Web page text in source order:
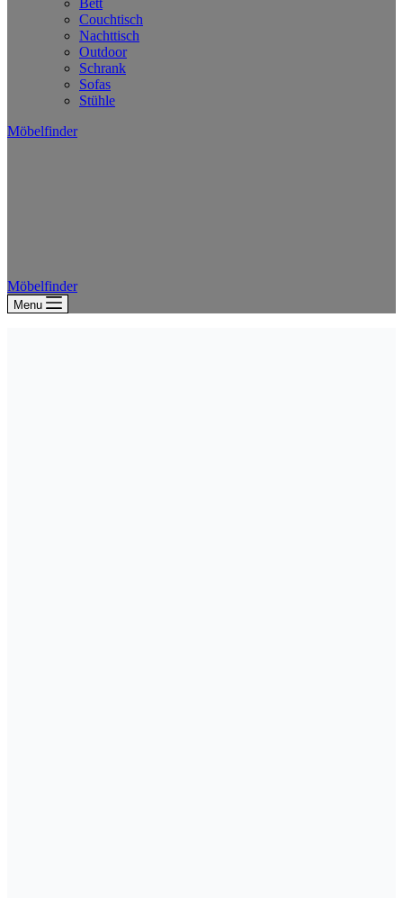
Bett
Couchtisch
Nachttisch
Outdoor
Schrank
Sofas
Stühle
Möbelfinder
Möbelfinder
Menu